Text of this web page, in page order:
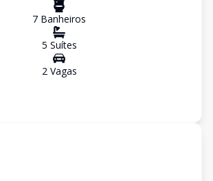
7 Banheiros
5 Suítes
2Vagas